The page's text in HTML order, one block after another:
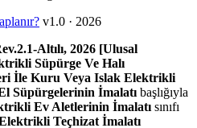
v1.0 · 2026
Altılı, 2026 [Ulusal
Süpürge Ve Halı
İle Kuru Veya Islak Elektrikli
Süpürgelerinin İmalatıbaşlığıyla
Ev Aletlerinin İmalatısınıfı
Teçhizat İmalatı